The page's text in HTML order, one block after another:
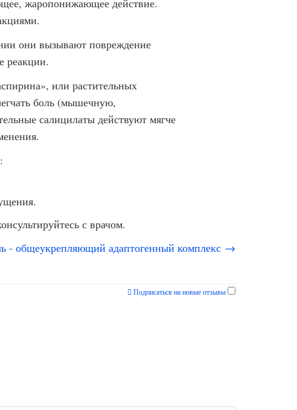
жаропонижающее действие.
они вызывают повреждение
реакции.
или растительных
боль (мышечную,
салицилаты действуют мягче
с врачом.
- общеукрепляющий адаптогенный комплекс →
Подписаться на новые отзывы